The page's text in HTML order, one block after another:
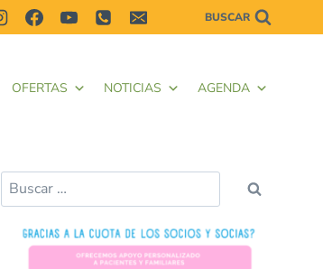
BUSCAR
OFERTAS NOTICIAS AGENDA
Buscar: